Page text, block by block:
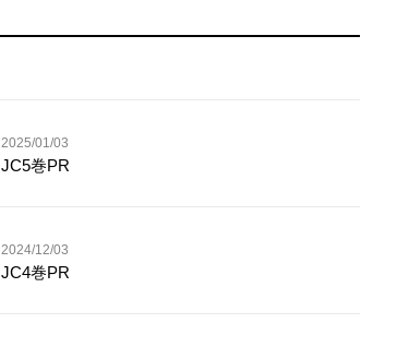
2025/01/03
JC5巻PR
2024/12/03
JC4巻PR